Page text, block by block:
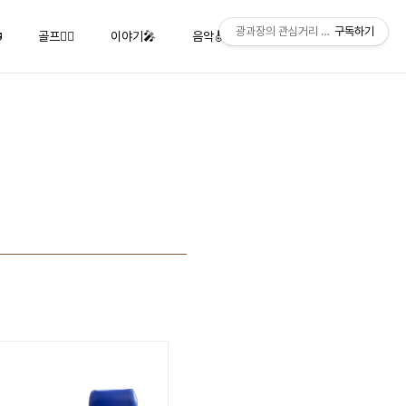
골프🏌️‍♂️ 이야기🎤 음악🎻🎹🎺 사진📸
광과장의 관심거리 Klaus' Interest
구독하기